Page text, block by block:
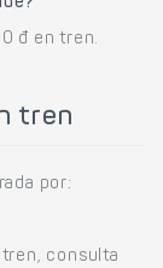
đ en tren.
tren
por:
tren, consulta